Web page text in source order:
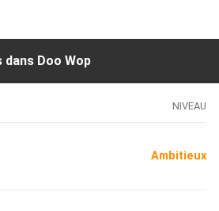
Doo Wop
NIVEAU
Ambitieux